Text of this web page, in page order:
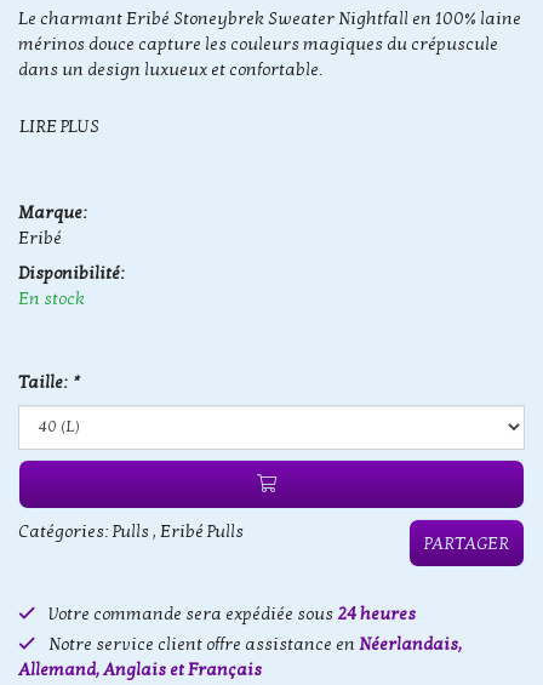
Le charmant Eribé Stoneybrek Sweater Nightfall en 100% laine
mérinos douce capture les couleurs magiques du crépuscule
dans un design luxueux et confortable.
LIRE PLUS
Marque:
Eribé
Disponibilité:
En stock
Taille: *
Catégories: Pulls, Eribé Pulls
PARTAGER
Votre commande sera expédiée sous24 heures
Notre service client offre assistance en Néerlandais,
Allemand, Anglais et Français